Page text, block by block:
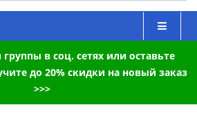
в соц. сетях или оставьте
до 20% скидки на новый заказ
>>>